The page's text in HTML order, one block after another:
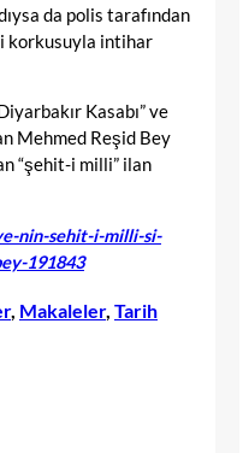
da polis tarafından
korkusuyla intihar
Kasabı” ve
Mehmed Reşid Bey
“şehit-i milli” ilan
nin-sehit-i-milli-si-
191843
, Makaleler, Tarih